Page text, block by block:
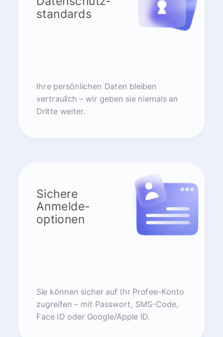
standards
Ihre persönlichen Daten bleiben
vertraulich – wir geben sie niemals an
Dritte weiter.
Sichere
Anmelde-
optionen
Sie können sicher auf Ihr Profee-Konto
zugreifen – mit Passwort, SMS-Code,
Face ID oder Google/Apple ID.